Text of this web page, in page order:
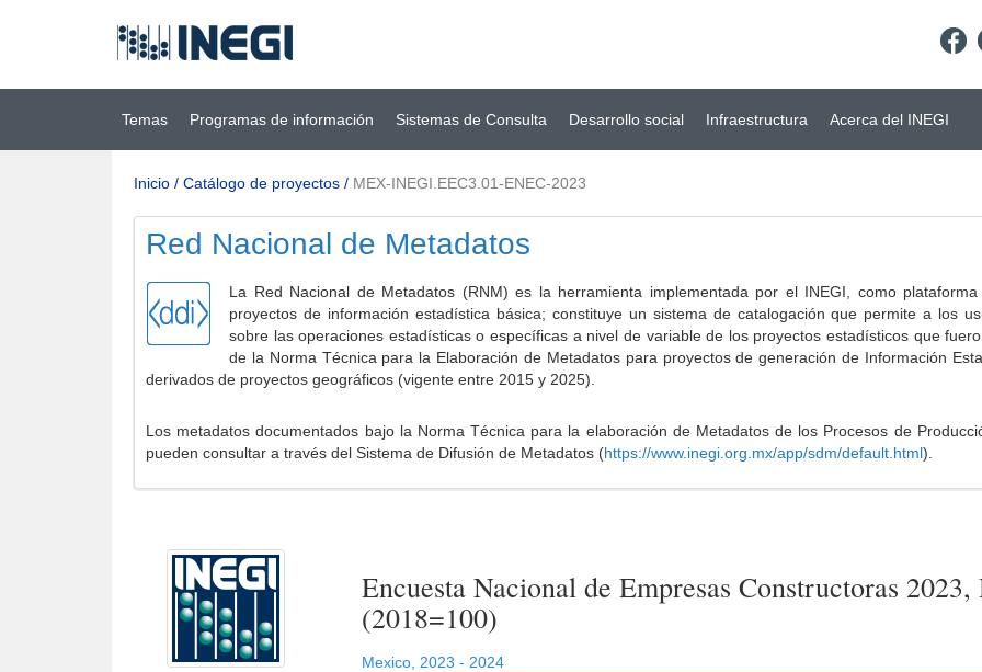
principal
(INEGI)
Temas Programas de información Sistemas de Consulta Desarrollo social Infraestructura Acerca del INEGI
Inicio / Catálogo de proyectos / MEX-INEGI.EEC3.01-ENEC-2023
Red Nacional de Metadatos
La Red Nacional de Metadatos (RNM) es la herramienta implementada por el INEGI, como
proyectos de información estadística básica; constituye un sistema de catalogación que permite a los
sobre las operaciones estadísticas o específicas a nivel de variable de los proyectos estadísticos que
de la Norma Técnica para la Elaboración de Metadatos para proyectos de generación de Información
derivados de proyectos geográficos (vigente entre 2015 y 2025).
Los metadatos documentados bajo la Norma Técnica para la elaboración de Metadatos de los Procesos de
pueden consultar a través del Sistema de Difusión de Metadatos (https://www.inegi.org.mx/app/sdm/default.html).
Encuesta Nacional de Empresas Constructoras
(2018=100)
Mexico 2023 - 2024